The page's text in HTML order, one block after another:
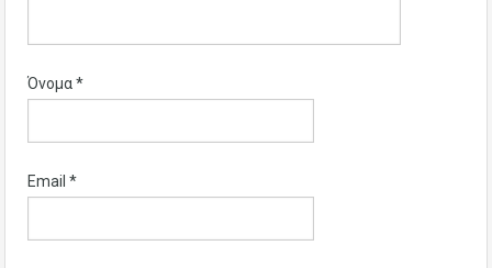
Όνομα*
Email *